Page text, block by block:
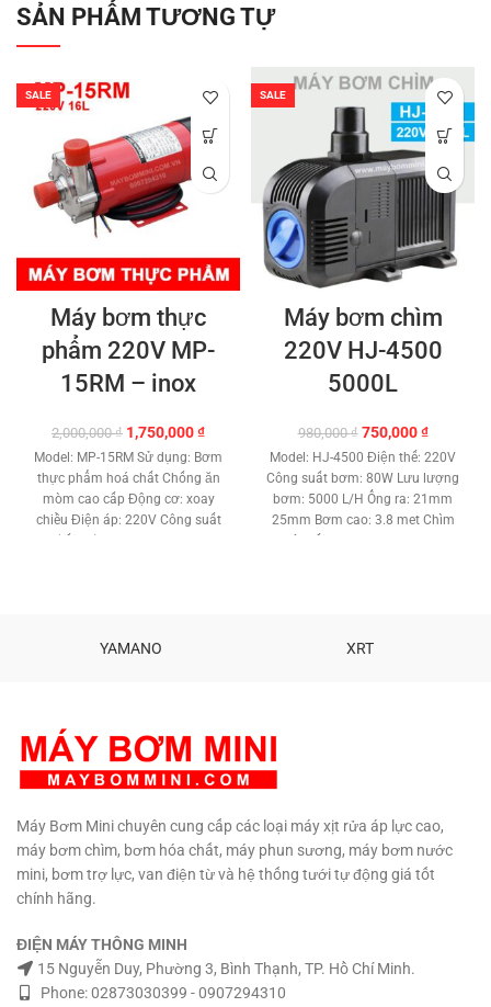
SẢN PHẨM TƯƠNG TỰ
SALE
Máy bơm thực
phẩm 220V MP-
15RM – inox
2,000,000₫ Giá
gốc
là:
2,000,000 ₫.
1,750,000₫Giá
hiện
tại
1,750,000 ₫.
Model: MP-15RM Sử dụng: Bơm
thực phẩm hoá chất Chống ăn
mòm cao cấp Động cơ: xoay
chiều Điện áp: 220V Công suất
ngang Kích thước: 195 x 95 x 82
SALE
Máy bơm chìm
220V HJ-4500
5000L
980,000₫ Giá
gốc
là:
980,000 ₫.
750,000₫Giá
hiện
tại
là:
750,000
Model: HJ-4500 Điện thế: 220V
Công suất bơm: 80W Lưu lượng
bơm: 5000 L/H Ống ra: 21mm
25mm Bơm cao: 3.8 met Chìm
trạng: Hàng mới 100% Khẳng
YAMANO XRT
Máy Bơm Mini chuyên cung cấp các loại máy xịt rửa áp lực cao,
máy bơm chìm, bơm hóa chất, máy phun sương, máy bơm nước
mini, bơm trợ lực, van điện từ và hệ thống tưới tự động giá tốt
chính hãng.
ĐIỆN MÁY THÔNG MINH
15 Nguyễn Duy, Phường 3, Bình Thạnh, TP. Hồ Chí Minh.
Phone: 02873030399 - 0907294310